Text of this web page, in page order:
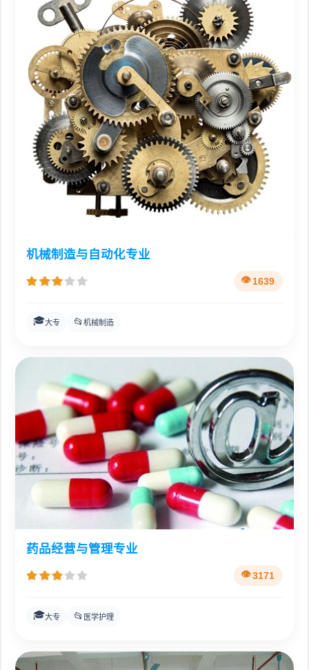
机械制造与自动化专业
1639
🎓大专 📂 机械制造
药品经营与管理专业
3171
🎓大专 📂 医学护理